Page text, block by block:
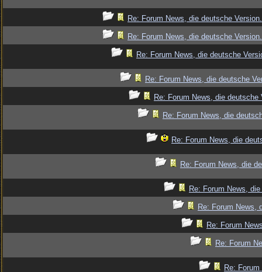
Re: Forum News, die deutsche Version.
Re: Forum News, die deutsche Version.
Re: Forum News, die deutsche
Re: Forum News, die deutsche
Re: Forum News, die deutsche
Re: Forum News, die
Re: Forum News, die
Re: Forum News, die
Re: Forum News,
Re: Forum News,
Re: Forum
Re: Forum
Re: